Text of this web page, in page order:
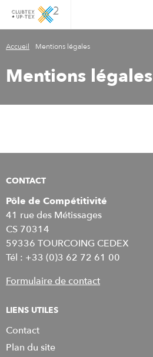
Accueil Mentions légales
Mentions légales
CONTACT
Pôle de Compétitivité
41 rue des Métissages
CS 70314
59336 TOURCOING CEDEX
Tél : +33 (0)3 62 72 61 00
Formulaire de contact
LIENS UTILES
Contact
Plan du site